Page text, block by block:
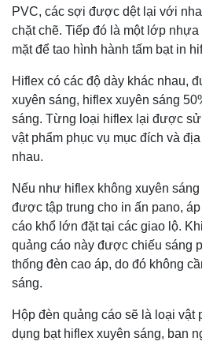
PVC, các sợi được dệt lại với
chặt chẽ. Tiếp đó là một lớp
mặt để tao hình hành tấm bạt in
Hiflex có các độ dày khác nhau,
xuyên sáng, hiflex xuyên sáng
sáng. Từng loại hiflex lại được
vật phẩm phục vụ mục đích và
nhau.
Nếu như hiflex không xuyên
được tập trung cho in ấn pano,
cáo khổ lớn đặt tại các giao lộ.
quảng cáo này được chiếu sáng
thống đèn cao áp, do đó không
sáng.
Hộp đèn quảng cáo sẽ là loại vật
dụng bạt hiflex xuyên sáng, ban